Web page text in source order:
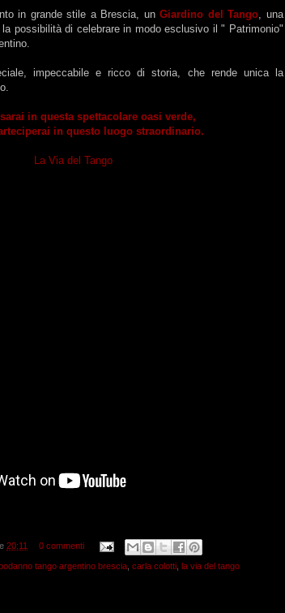
in grande stile a Brescia, unGiardino del Tango, una
possibilità di celebrare in modo esclusivo il " Patrimonio"
impeccabile e ricco di storia, che rende unica la
in questa spettacolare oasi verde,
in questo luogo straordinario.
La Via del Tango
20:11 0 commenti
tango argentino brescia carla colotti la via del tango